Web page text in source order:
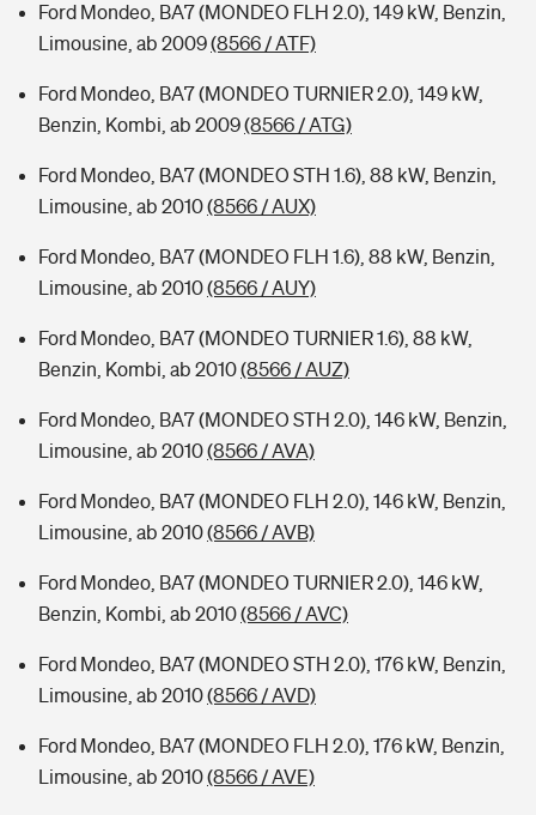
Ford Mondeo, BA7 (MONDEO FLH 2.0), 149 kW, Benzin,
Limousine, ab 2009(8566 / ATF)
Ford Mondeo, BA7 (MONDEO TURNIER 2.0), 149 kW,
Benzin, Kombi, ab 2009(8566 / ATG)
Ford Mondeo, BA7 (MONDEO STH 1.6), 88 kW, Benzin,
Limousine, ab 2010(8566 / AUX)
Ford Mondeo, BA7 (MONDEO FLH 1.6), 88 kW, Benzin,
Limousine, ab 2010(8566 / AUY)
Ford Mondeo, BA7 (MONDEO TURNIER 1.6), 88 kW,
Benzin, Kombi, ab 2010(8566 / AUZ)
Ford Mondeo, BA7 (MONDEO STH 2.0), 146 kW, Benzin,
Limousine, ab 2010(8566 / AVA)
Ford Mondeo, BA7 (MONDEO FLH 2.0), 146 kW, Benzin,
Limousine, ab 2010(8566 / AVB)
Ford Mondeo, BA7 (MONDEO TURNIER 2.0), 146 kW,
Benzin, Kombi, ab 2010(8566 / AVC)
Ford Mondeo, BA7 (MONDEO STH 2.0), 176 kW, Benzin,
Limousine, ab 2010(8566 / AVD)
Ford Mondeo, BA7 (MONDEO FLH 2.0), 176 kW, Benzin,
Limousine, ab 2010(8566 / AVE)